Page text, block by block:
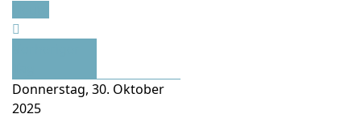
Donnerstag, 30. Oktober
2025